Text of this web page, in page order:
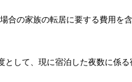
合の家族の転居に要する費用を
して、現に宿泊した夜数に係